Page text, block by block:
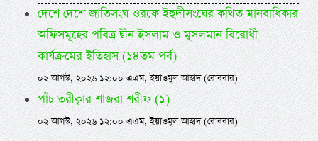
দেশে দেশে জাতিসংঘ ওরফে ইহুদীসংঘের কথিত মানবাধিকার
অফিসমূহের পবিত্র দ্বীন ইসলাম ও মুসলমান বিরোধী
কার্যক্রমের ইতিহাস (১৪তম পর্ব)
০২ আগস্ট, ২০২৬ ১২:০০ এএম, ইয়াওমুল আহাদ (রোববার)
পাঁচ তরীক্বার শাজরা শরীফ (১)
০২ আগস্ট, ২০২৬ ১২:০০ এএম, ইয়াওমুল আহাদ (রোববার)